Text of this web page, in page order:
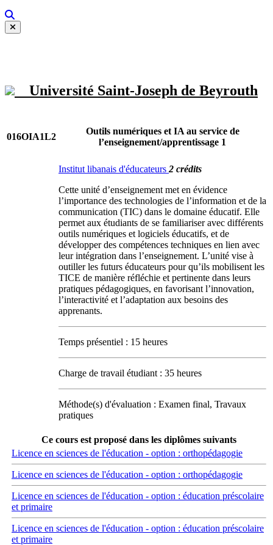
Université Saint-Joseph de Beyrouth
016OIA1L2
Outils numériques et IA au service de
l’enseignement/apprentissage 1
Institut libanais d'éducateurs 2 crédits
Cette unité d’enseignement met en évidence
l’importance des technologies de l’information et de la
communication (TIC) dans le domaine éducatif. Elle
permet aux étudiants de se familiariser avec différents
outils numériques et logiciels éducatifs, et de
développer des compétences techniques en lien avec
leur intégration dans l’enseignement. L’unité vise à
outiller les futurs éducateurs pour qu’ils mobilisent les
TICE de manière réfléchie et pertinente dans leurs
pratiques pédagogiques, en favorisant l’innovation,
l’interactivité et l’adaptation aux besoins des
apprenants.
Temps présentiel : 15 heures
Charge de travail étudiant : 35 heures
Méthode(s) d'évaluation : Examen final, Travaux
pratiques
Ce cours est proposé dans les diplômes suivants
Licence en sciences de l'éducation - option : orthopédagogie
Licence en sciences de l'éducation - option : orthopédagogie
Licence en sciences de l'éducation - option : éducation préscolaire
et primaire
Licence en sciences de l'éducation - option : éducation préscolaire
et primaire